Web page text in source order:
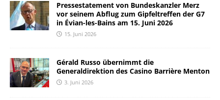
Pressestatement von Bundeskanzler Merz
vor seinem Abflug zum Gipfeltreffen der G7
in Évian-les-Bains am 15. Juni 2026
15. Juni 2026
Gérald Russo übernimmt die
Generaldirektion des Casino Barrière Menton
3. Juni 2026